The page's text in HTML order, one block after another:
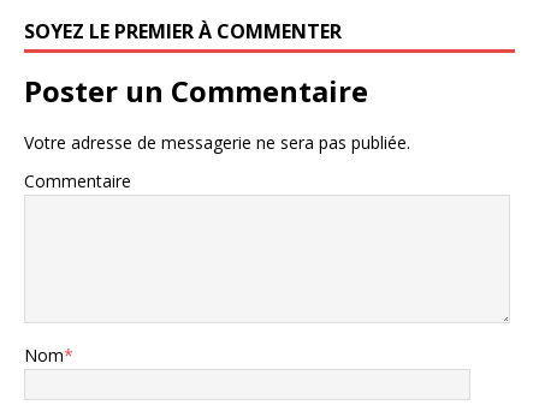
SOYEZ LE PREMIER À COMMENTER
Poster un Commentaire
Votre adresse de messagerie ne sera pas publiée.
Commentaire
Nom*